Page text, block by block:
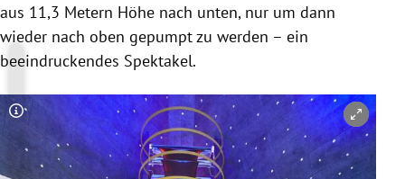
aus 11,3 Metern Höhe nach unten, nur um dann
wieder nach oben gepumpt zu werden – ein
beeindruckendes Spektakel.
Copyright-Hinweis öffnen/schließen